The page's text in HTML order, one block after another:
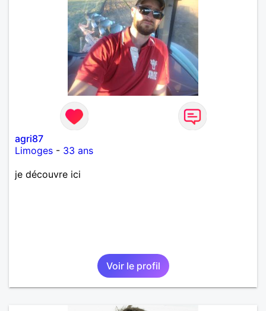
agri87
Limoges - 33 ans
je découvre ici
Voir le profil